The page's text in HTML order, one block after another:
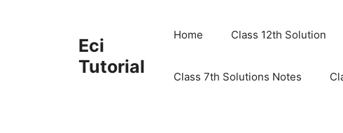
Eci
Tutorial
Home Class 12th Solution
Class 7th Solutions Notes